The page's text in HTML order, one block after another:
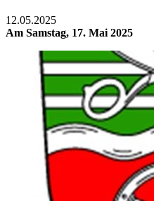
12.05.2025
Am Samstag, 17. Mai 2025